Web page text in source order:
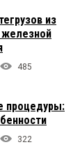
из
485
процедуры:
322